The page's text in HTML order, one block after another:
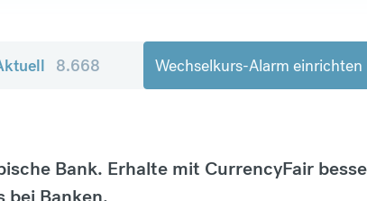
8.668 Wechselkurs-Alarm einrichten
Bank. Erhalte mit CurrencyFair
bei Banken.